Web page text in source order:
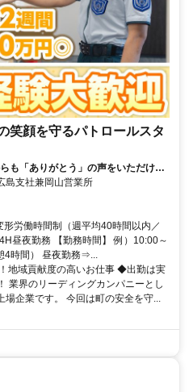
笑顔を守るパトロールスタ
も「ありがとう」の声をいただける
！
島支社兼岡山営業所
労働時間制（週平均40時間以内／
昼夜勤務 【勤務時間】 例）10:00～
時間） 昼夜勤務⇒...
地域貢献度の高いお仕事 ◆出勤は実
業界のリーディングカンパニーとし
企業です。 今回は町の安全を守...